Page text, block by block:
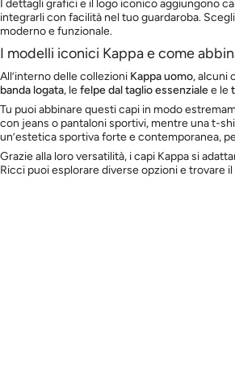
I dettagli grafici e il logo iconico aggiungono
integrarli con facilità nel tuo guardaroba.
moderno e funzionale.
I modelli iconici Kappa e come
All’interno delle collezioni Kappa uomo, alcuni
banda logata, lefelpe dal taglio essenzialee le
Tu puoi abbinare questi capi in modo
con jeans o pantaloni sportivi, mentre una t-
un’estetica sportiva forte e contemporanea,
Grazie alla loro versatilità, i capi Kappa si
Ricci puoi esplorare diverse opzioni e trovare